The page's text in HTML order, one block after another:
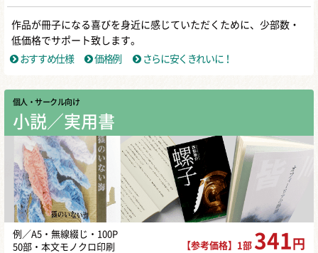
作品が冊子になる喜びを身近に感じていただくために、少部数・
低価格でサポート致します。
おすすめ仕様
価格例 さらに安くきれいに！
個人・サークル向け
小説／実用書
例／A5・無線綴じ・100P
50部・本文モノクロ印刷
【参考価格】1部 341 円